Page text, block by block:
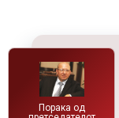
Порака од